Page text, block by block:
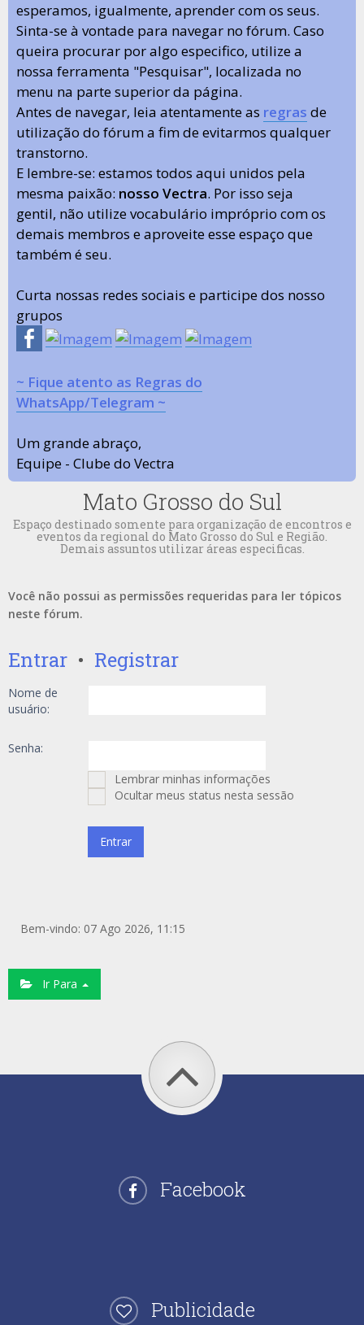
esperamos, igualmente, aprender com os seus.
Sinta-se à vontade para navegar no fórum. Caso
queira procurar por algo especifico, utilize a
nossa ferramenta "Pesquisar", localizada no
menu na parte superior da página.
Antes de navegar, leia atentamente as regras de
utilização do fórum a fim de evitarmos qualquer
transtorno.
E lembre-se: estamos todos aqui unidos pela
mesma paixão: nosso Vectra. Por isso seja
gentil, não utilize vocabulário impróprio com os
demais membros e aproveite esse espaço que
também é seu.
Curta nossas redes sociais e participe dos nosso
grupos
~ Fique atento as Regras do
WhatsApp/Telegram ~
Um grande abraço,
Equipe - Clube do Vectra
Mato Grosso do Sul
Espaço destinado somente para organização de encontros e
eventos da regional do Mato Grosso do Sul e Região.
Demais assuntos utilizar áreas especificas.
Você não possui as permissões requeridas para ler tópicos
neste fórum.
Entrar • Registrar
Nome de
usuário:
Senha:
Lembrar minhas informações
Ocultar meus status nesta sessão
Bem-vindo: 07 Ago 2026, 11:15
Ir Para
Facebook
Publicidade